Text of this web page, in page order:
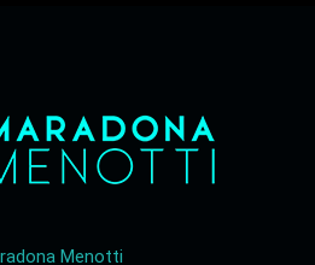
Menotti